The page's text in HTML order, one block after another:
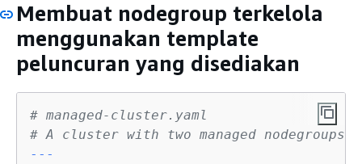
Membuat nodegroup terkelola
menggunakan template
peluncuran yang disediakan
# managed-cluster.yaml
# A cluster with two managed nodegroups
---